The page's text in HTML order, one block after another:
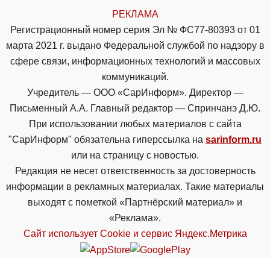
РЕКЛАМА
Регистрационный номер серия Эл № ФС77-80393 от 01
марта 2021 г. выдано Федеральной службой по надзору в
сфере связи, информационных технологий и массовых
коммуникаций.
Учредитель — ООО «СарИнформ». Директор —
Письменный А.А. Главный редактор — Спринчанэ Д.Ю.
При использовании любых материалов с сайта
"СарИнформ" обязательна гиперссылка на sarinform.ru
или на страницу с новостью.
Редакция не несет ответственность за достоверность
информации в рекламных материалах. Такие материалы
выходят с пометкой «Партнёрский материал» и
«Реклама».
Сайт использует Cookie и сервиc Яндекс.Метрика